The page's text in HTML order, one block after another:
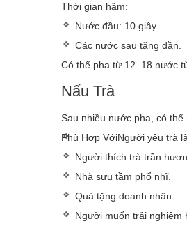
Thời gian hãm:
Nước đầu: 10 giây.
Các nước sau tăng dần.
Có thể pha từ 12–18 nước
Nấu Trà
Sau nhiều nước pha, có thể
Phù Hợp VớiNgười yêu trà
Người thích trà trần
Nhà sưu tầm phổ nhĩ.
Quà tặng doanh nhân.
Người muốn trải nghiệm